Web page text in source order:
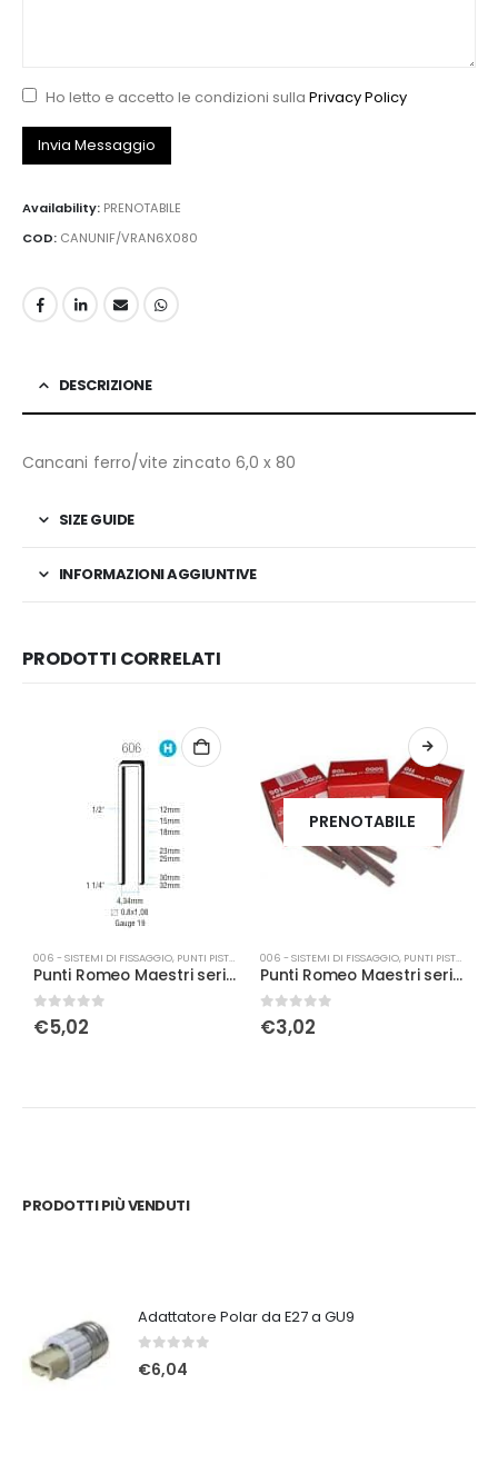
Ho letto e accetto le condizioni sulla Privacy Policy
Availability: PRENOTABILE
COD: CANUNIF/VRAN6X080
DESCRIZIONE
Cancani ferro/vite zincato 6,0 x 80
SIZE GUIDE
INFORMAZIONI AGGIUNTIVE
PRODOTTI CORRELATI
006 - SISTEMI DI FISSAGGIO, PUNTI PISTOLE
Punti Romeo Maestri serie 606/23
0Su 5
€5,02
PRENOTABILE
006 - SISTEMI DI FISSAGGIO, PUNTI PISTOLE
Punti Romeo Maestri serie AP 114
0Su 5
€3,02
PRODOTTI PIÙ VENDUTI
Adattatore Polar da E27 a GU9
Su 5
€6,04